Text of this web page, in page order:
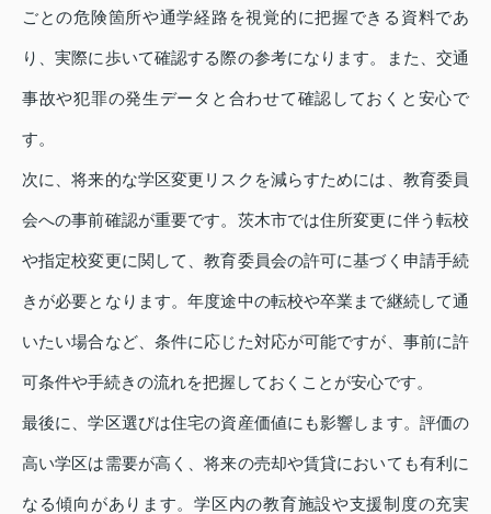
ごとの危険箇所や通学経路を視覚的に把握できる資料であ
り、実際に歩いて確認する際の参考になります。また、交通
事故や犯罪の発生データと合わせて確認しておくと安心で
す。
次に、将来的な学区変更リスクを減らすためには、教育委員
会への事前確認が重要です。茨木市では住所変更に伴う転校
や指定校変更に関して、教育委員会の許可に基づく申請手続
きが必要となります。年度途中の転校や卒業まで継続して通
いたい場合など、条件に応じた対応が可能ですが、事前に許
可条件や手続きの流れを把握しておくことが安心です。
最後に、学区選びは住宅の資産価値にも影響します。評価の
高い学区は需要が高く、将来の売却や賃貸においても有利に
なる傾向があります。学区内の教育施設や支援制度の充実